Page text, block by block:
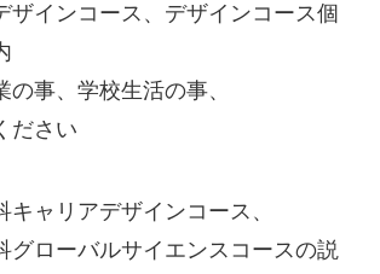
ザインコース、デザインコース個
事、学校生活の事、
ださい
ャリアデザインコース、
ローバルサイエンスコースの説